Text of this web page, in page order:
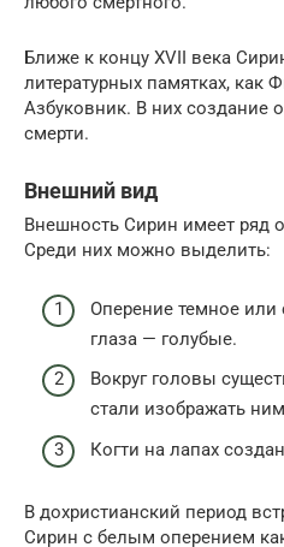
Ближе к концу XVII века
литературных памятках, как
Азбуковник. В них создание
смерти.
Внешний вид
Внешность Сирин имеет ряд
Среди них можно выделить:
Оперение темное
глаза — голубые.
Вокруг головы
стали изображать
Когти на лапах
В дохристианский период
Сирин с белым оперением